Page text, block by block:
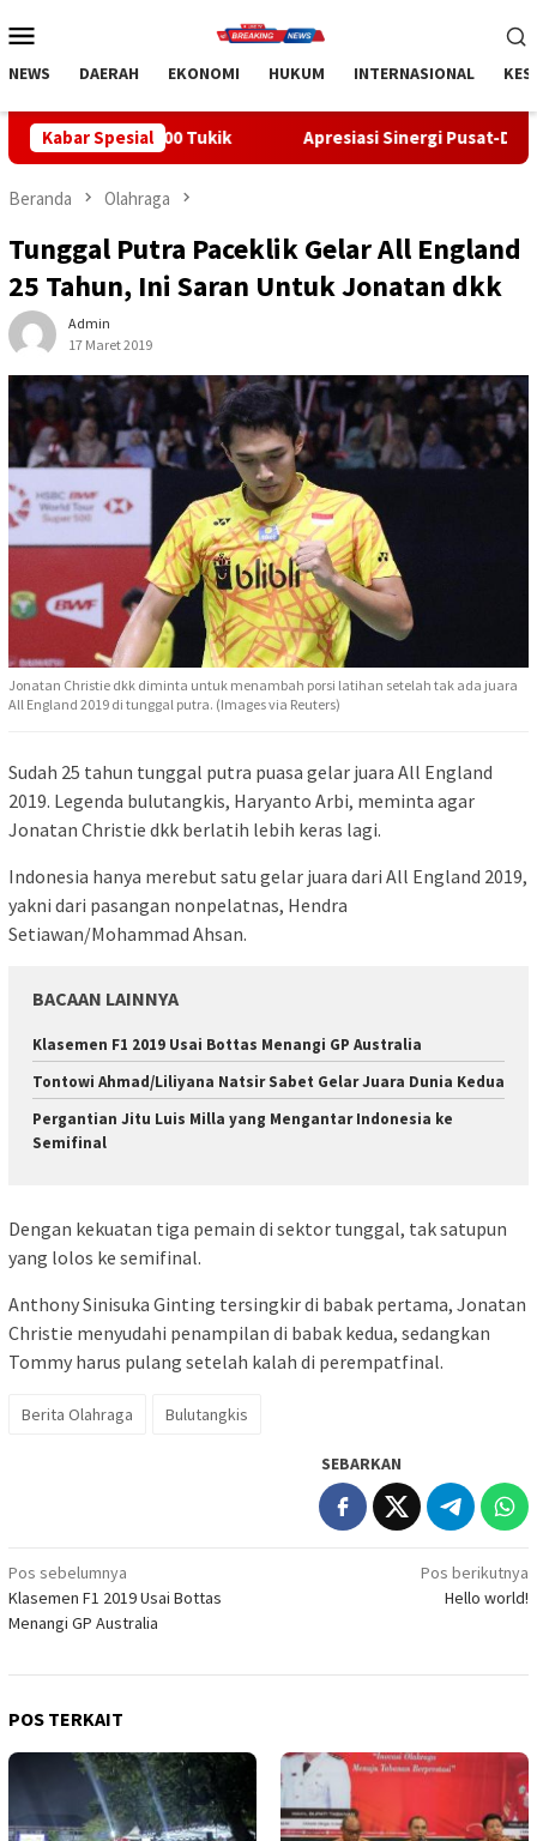
ke
Mobile
NEWS DAERAH EKONOMI HUKUM INTERNASIONAL
Kabar Spesial
Tukik Apresiasi Sinergi Pusat-Daerah, Bupati Bangli
Beranda Olahraga
Tunggal Putra Paceklik Gelar All England
25 Tahun, Ini Saran Untuk Jonatan dkk
Admin
17 Maret 2019
Jonatan Christie dkk diminta untuk menambah porsi latihan setelah tak ada juara
All England 2019 di tunggal putra. (Images via Reuters)
Sudah 25 tahun tunggal putra puasa gelar juara All England
2019. Legenda bulutangkis, Haryanto Arbi, meminta agar
Jonatan Christie dkk berlatih lebih keras lagi.
Indonesia hanya merebut satu gelar juara dari All England 2019,
yakni dari pasangan nonpelatnas, Hendra
Setiawan/Mohammad Ahsan.
BACAAN LAINNYA
Klasemen F1 2019 Usai Bottas Menangi GP Australia
Tontowi Ahmad/Liliyana Natsir Sabet Gelar Juara Dunia Kedua
Pergantian Jitu Luis Milla yang Mengantar Indonesia ke
Semifinal
Dengan kekuatan tiga pemain di sektor tunggal, tak satupun
yang lolos ke semifinal.
Anthony Sinisuka Ginting tersingkir di babak pertama, Jonatan
Christie menyudahi penampilan di babak kedua, sedangkan
Tommy harus pulang setelah kalah di perempatfinal.
Berita Olahraga Bulutangkis
SEBARKAN
Navigasi
pos
Pos sebelumnya
Klasemen F1 2019 Usai Bottas
Menangi GP Australia
Pos berikutnya
Hello world!
POS TERKAIT